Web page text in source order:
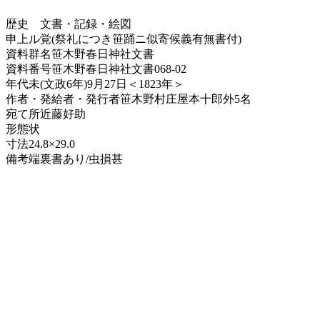
歴史
文書・記録・絵図
申上ル覚(祭礼につき笹踊ニ似寄候義有無書付)
資料群名笹木野春日神社文書
資料番号笹木野春日神社文書068-02
年代未(文政6年)9月27日＜1823年＞
作者・発給者・発行者笹木野村庄屋本十郎外5名
宛て所近藤好助
形態状
寸法24.8×29.0
備考端裏書あり/虫損甚